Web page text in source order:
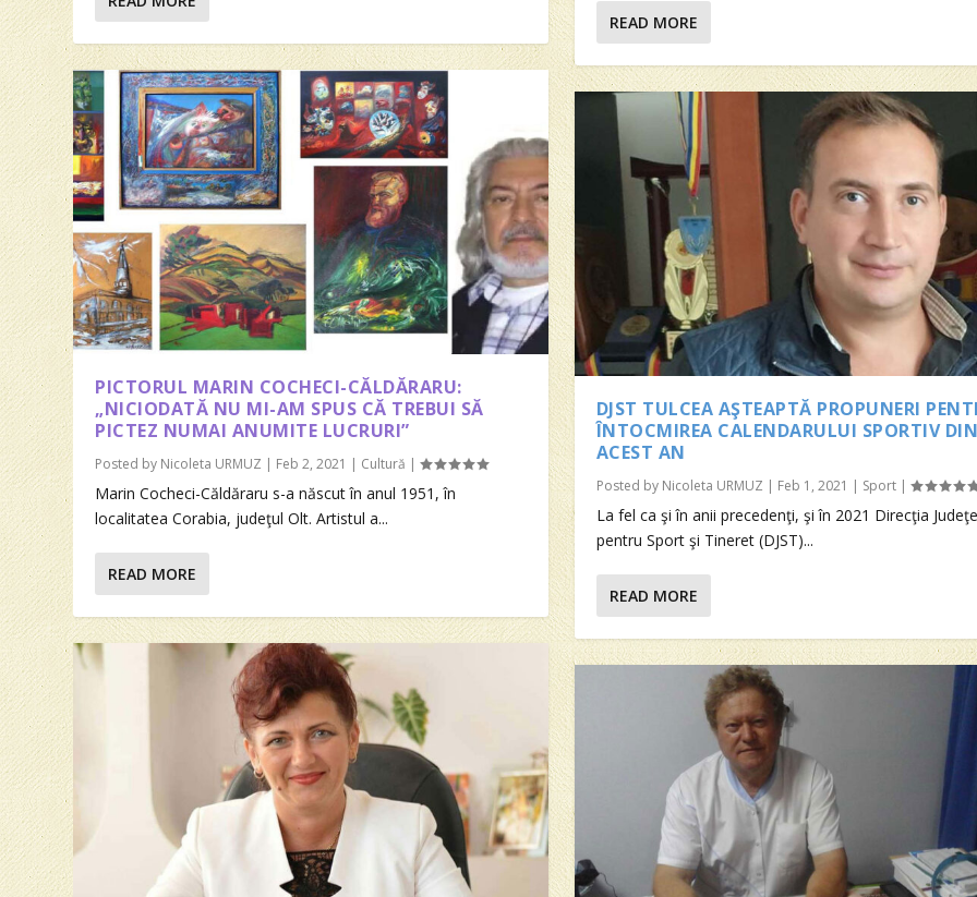
PICTORUL MARIN COCHECI-CĂLDĂRARU:
„NICIODATĂ NU MI-AM SPUS CĂ TREBUI SĂ
PICTEZ NUMAI ANUMITE LUCRURI”
Posted by Nicoleta URMUZ | Feb 2, 2021 | Cultură |
Marin Cocheci-Căldăraru s-a născut în anul 1951, în
localitatea Corabia, judeţul Olt. Artistul a...
READ MORE
READ MORE
DJST TULCEA AŞTEAPTĂ PROPUNERI
ÎNTOCMIREA CALENDARULUI SPORTIV
ACEST AN
Posted by Nicoleta URMUZ | Feb 1, 2021 | Sport|
La fel ca şi în anii precedenţi, şi în 2021 Direcţia
pentru Sport şi Tineret (DJST)...
READ MORE